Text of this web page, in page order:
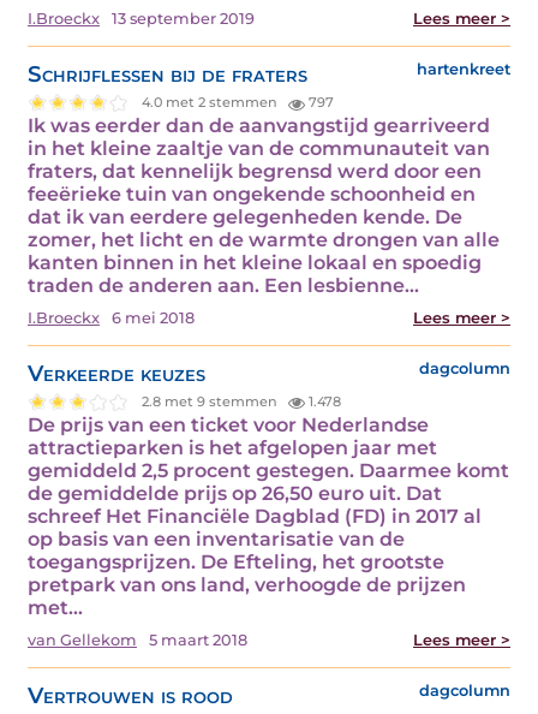
I.Broeckx 13 september 2019 Lees meer >
Schrijflessen bij de fraters hartenkreet
4.0 met 2 stemmen 797
Ik was eerder dan de aanvangstijd gearriveerd
in het kleine zaaltje van de communauteit van
fraters, dat kennelijk begrensd werd door een
feeërieke tuin van ongekende schoonheid en
dat ik van eerdere gelegenheden kende. De
zomer, het licht en de warmte drongen van alle
kanten binnen in het kleine lokaal en spoedig
traden de anderen aan. Een lesbienne…
I.Broeckx 6 mei 2018 Lees meer >
Verkeerde keuzes dagcolumn
2.8 met 9 stemmen 1.478
De prijs van een ticket voor Nederlandse
attractieparken is het afgelopen jaar met
gemiddeld 2,5 procent gestegen. Daarmee komt
de gemiddelde prijs op 26,50 euro uit. Dat
schreef Het Financiële Dagblad (FD) in 2017 al
op basis van een inventarisatie van de
toegangsprijzen. De Efteling, het grootste
pretpark van ons land, verhoogde de prijzen
met…
van Gellekom 5 maart 2018 Lees meer >
Vertrouwen is rood dagcolumn